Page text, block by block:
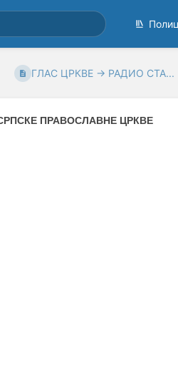
ГЛАС ЦРКВЕ → РАДИО СТА...
ПРАВОСЛАВНЕ ЦРКВЕ